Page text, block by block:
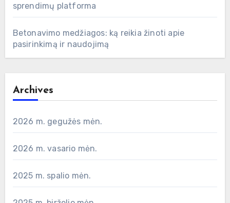
sprendimų platforma
Betonavimo medžiagos: ką reikia žinoti apie
pasirinkimą ir naudojimą
Archives
2026 m. gegužės mėn.
2026 m. vasario mėn.
2025 m. spalio mėn.